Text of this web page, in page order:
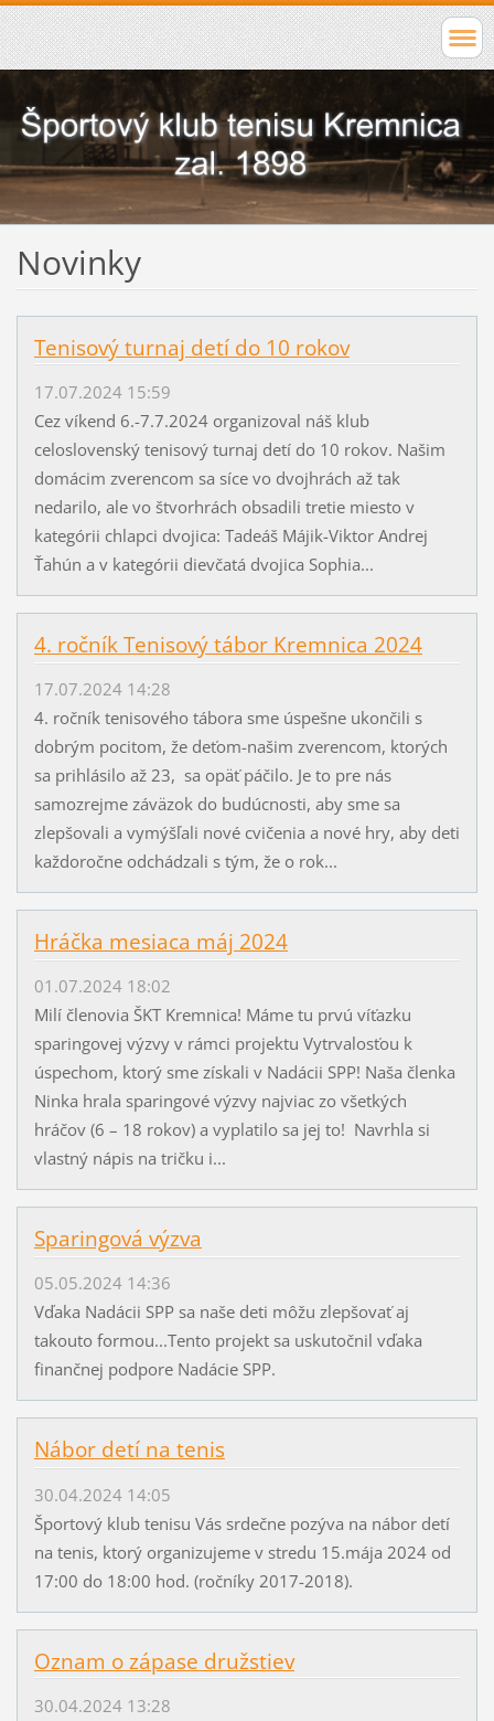
Novinky
Tenisový turnaj detí do 10 rokov
17.07.2024 15:59
Cez víkend 6.-7.7.2024 organizoval náš klub
celoslovenský tenisový turnaj detí do 10 rokov. Našim
domácim zverencom sa síce vo dvojhrách až tak
nedarilo, ale vo štvorhrách obsadili tretie miesto v
kategórii chlapci dvojica: Tadeáš Májik-Viktor Andrej
Ťahún a v kategórii dievčatá dvojica Sophia...
4. ročník Tenisový tábor Kremnica 2024
17.07.2024 14:28
4. ročník tenisového tábora sme úspešne ukončili s
dobrým pocitom, že deťom-našim zverencom, ktorých
sa prihlásilo až 23, sa opäť páčilo. Je to pre nás
samozrejme záväzok do budúcnosti, aby sme sa
zlepšovali a vymýšľali nové cvičenia a nové hry, aby deti
každoročne odchádzali s tým, že o rok...
Hráčka mesiaca máj 2024
01.07.2024 18:02
Milí členovia ŠKT Kremnica! Máme tu prvú víťazku
sparingovej výzvy v rámci projektu Vytrvalosťou k
úspechom, ktorý sme získali v Nadácii SPP! Naša členka
Ninka hrala sparingové výzvy najviac zo všetkých
hráčov (6 – 18 rokov) a vyplatilo sa jej to! Navrhla si
vlastný nápis na tričku i...
Sparingová výzva
05.05.2024 14:36
Vďaka Nadácii SPP sa naše deti môžu zlepšovať aj
takouto formou...Tento projekt sa uskutočnil vďaka
finančnej podpore Nadácie SPP.
Nábor detí na tenis
30.04.2024 14:05
Športový klub tenisu Vás srdečne pozýva na nábor detí
na tenis, ktorý organizujeme v stredu 15.mája 2024 od
17:00 do 18:00 hod. (ročníky 2017-2018).
Oznam o zápase družstiev
30.04.2024 13:28